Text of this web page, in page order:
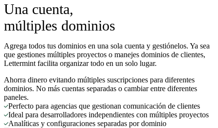
Una cuenta,
múltiples dominios
Agrega todos tus dominios en una sola cuenta y gestiónelos. Ya sea
que gestiones múltiples proyectos o manejes dominios de clientes,
Lettermint facilita organizar todo en un solo lugar.
Ahorra dinero evitando múltiples suscripciones para diferentes
dominios. No más cuentas separadas o cambiar entre diferentes
paneles.
Perfecto para agencias que gestionan comunicación de clientes
Ideal para desarrolladores independientes con múltiples proyectos
Analíticas y configuraciones separadas por dominio